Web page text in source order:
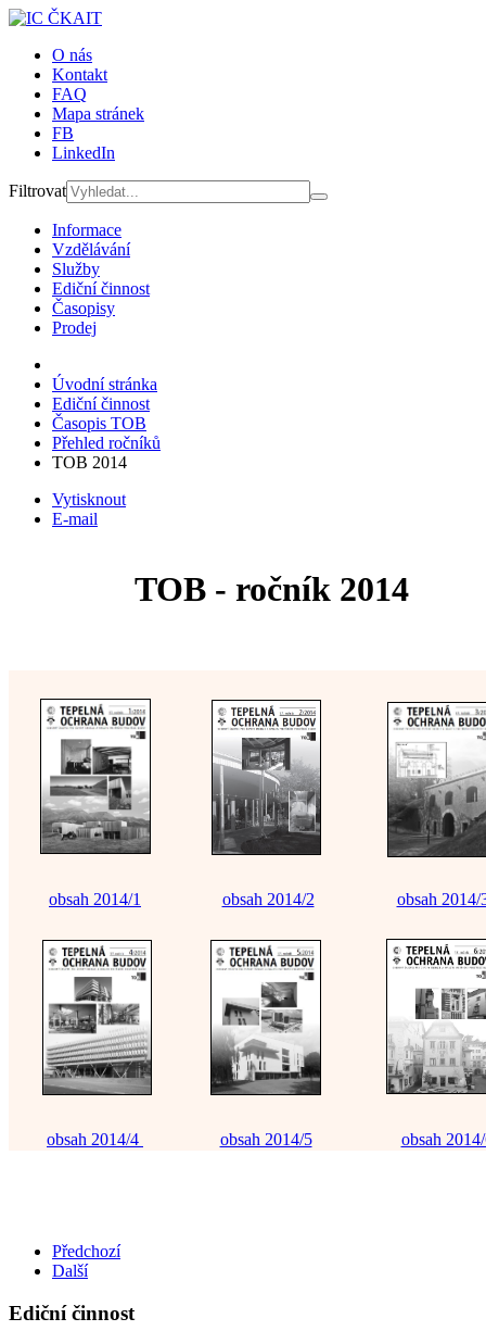
O nás
Kontakt
FAQ
Mapa stránek
FB
LinkedIn
Filtrovat
Informace
Vzdělávání
Služby
Ediční činnost
Časopisy
Prodej
Úvodní stránka
Ediční činnost
Časopis TOB
Přehled ročníků
TOB 2014
Vytisknout
E-mail
TOB - ročník 2014
obsah 2014/1 obsah 2014/2 obsah 2014/
obsah 2014/4 obsah 2014/5 obsah
дозволяють самостійно обирати комфортну суму та термін
цей інструмент ідеальним для оперативного управління
Předchozí
Další
Ediční činnost